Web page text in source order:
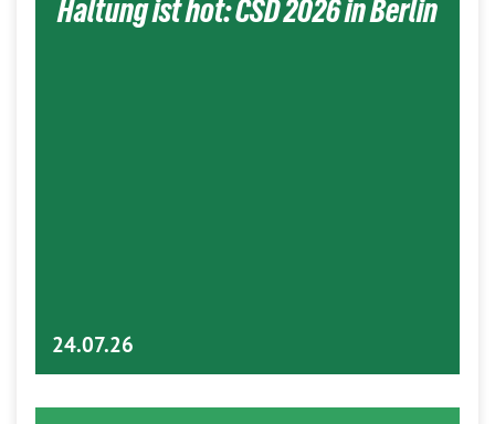
Haltung ist hot: CSD 2026 in Berlin
24.07.26